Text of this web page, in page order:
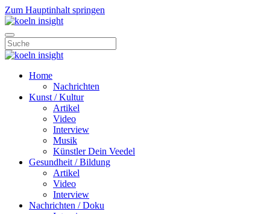
Zum Hauptinhalt springen
Home
Nachrichten
Kunst / Kultur
Artikel
Video
Interview
Musik
Künstler Dein Veedel
Gesundheit / Bildung
Artikel
Video
Interview
Nachrichten / Doku